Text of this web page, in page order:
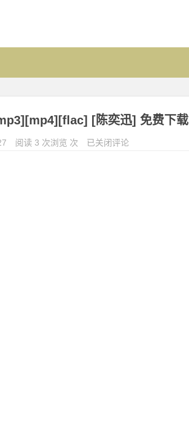
[陈奕迅] 免费下载
阅读 3 次浏览 次 已关闭评论